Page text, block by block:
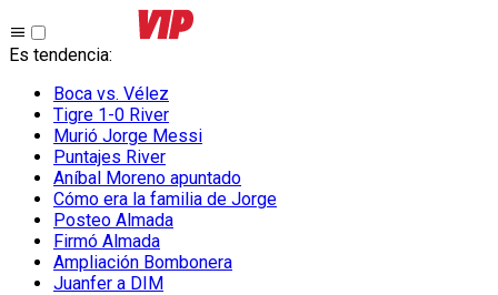
Es tendencia:
Boca vs. Vélez
Tigre 1-0 River
Murió Jorge Messi
Puntajes River
Aníbal Moreno apuntado
Cómo era la familia de Jorge
Posteo Almada
Firmó Almada
Ampliación Bombonera
Juanfer a DIM